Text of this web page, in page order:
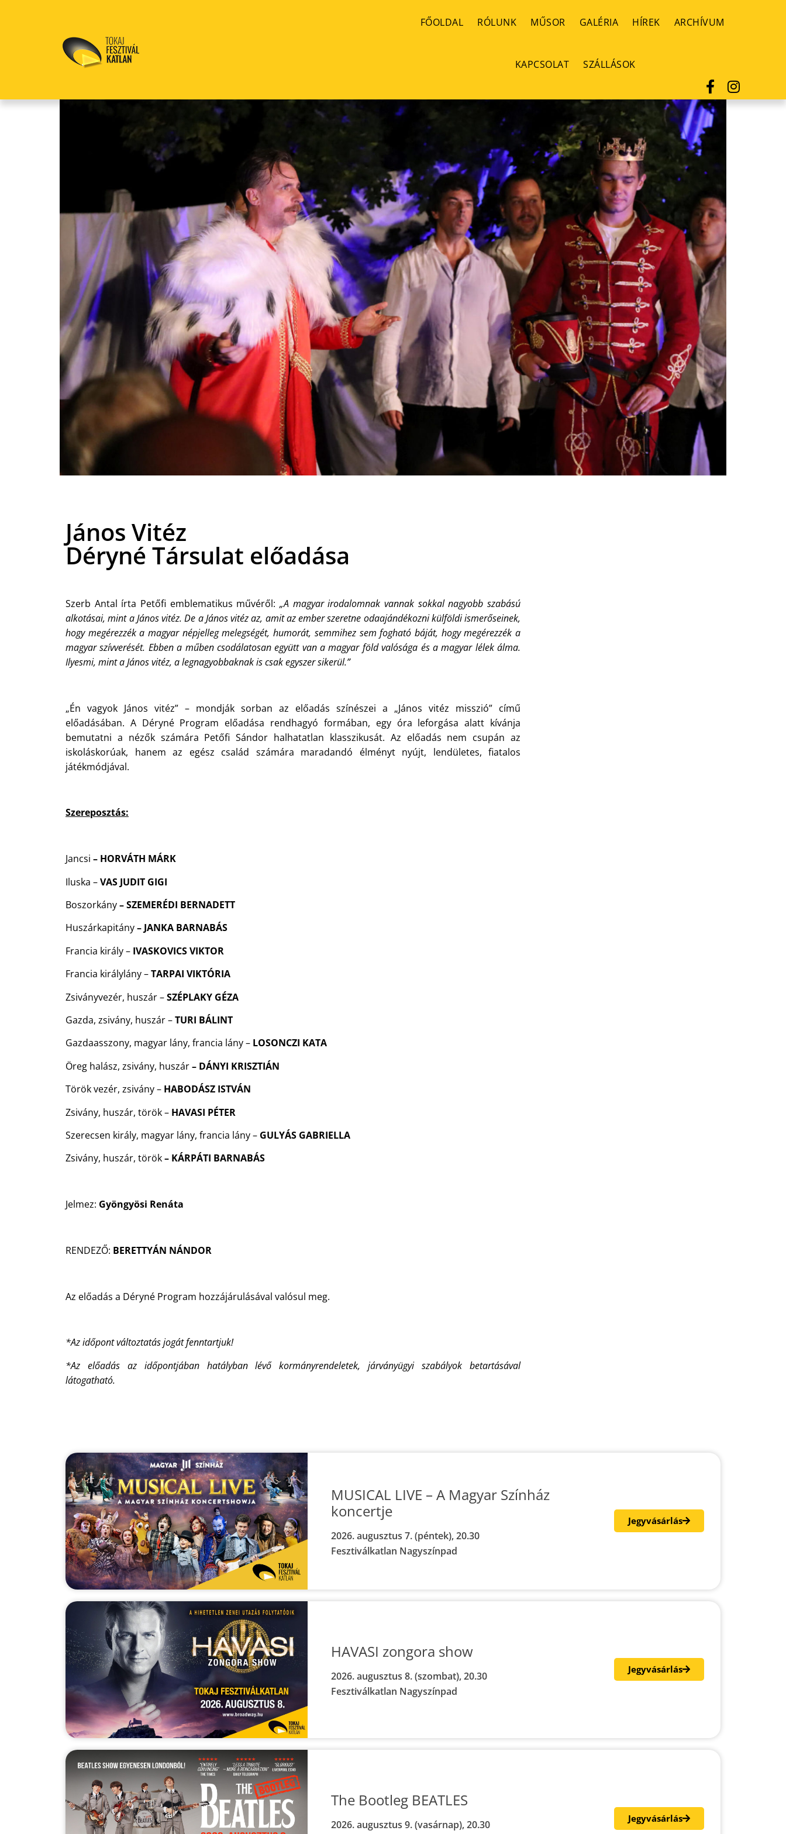
FŐOLDAL RÓLUNK MŰSOR GALÉRIA HÍREK ARCHÍVUM
KAPCSOLAT SZÁLLÁSOK
János Vitéz
Déryné Társulat előadása
Szerb Antal írta Petőfi emblematikus művéről: „A magyar irodalomnak vannak sokkal nagyobb szabású
alkotásai, mint a János vitéz. De a János vitéz az, amit az ember szeretne odaajándékozni külföldi ismerőseinek,
hogy megérezzék a magyar népjelleg melegségét, humorát, semmihez sem fogható báját, hogy megérezzék a
magyar szívverését. Ebben a műben csodálatosan együtt van a magyar föld valósága és a magyar lélek álma.
Ilyesmi, mint a János vitéz, a legnagyobbaknak is csak egyszer sikerül.”
„Én vagyok János vitéz” – mondják sorban az előadás színészei a „János vitéz misszió” című
előadásában. A Déryné Program előadása rendhagyó formában, egy óra leforgása alatt kívánja
bemutatni a nézők számára Petőfi Sándor halhatatlan klasszikusát. Az előadás nem csupán az
iskoláskorúak, hanem az egész család számára maradandó élményt nyújt, lendületes, fiatalos
játékmódjával.
Szereposztás:
Jancsi – HORVÁTH MÁRK
Iluska –VAS JUDIT GIGI
Boszorkány– SZEMERÉDI BERNADETT
Huszárkapitány– JANKA BARNABÁS
Francia király – IVASKOVICS VIKTOR
Francia királylány –TARPAI VIKTÓRIA
Zsiványvezér, huszár –SZÉPLAKY GÉZA
Gazda, zsivány, huszár –TURI BÁLINT
Gazdaasszony, magyar lány, francia lány – LOSONCZI KATA
Öreg halász, zsivány, huszár– DÁNYI KRISZTIÁN
Török vezér, zsivány – HABODÁSZ ISTVÁN
Zsivány, huszár, török – HAVASI PÉTER
Szerecsen király, magyar lány, francia lány – GULYÁS GABRIELLA
Zsivány, huszár, török– KÁRPÁTI BARNABÁS
Jelmez: Gyöngyösi Renáta
RENDEZŐ: BERETTYÁN NÁNDOR
Az előadás a Déryné Program hozzájárulásával valósul meg.
*Az időpont változtatás jogát fenntartjuk!
*Az előadás az időpontjában hatályban lévő kormányrendeletek, járványügyi szabályok betartásával
látogatható.
MUSICAL LIVE – A Magyar Színház
koncertje
2026. augusztus 7. (péntek), 20.30
Fesztiválkatlan Nagyszínpad
Jegyvásárlás
HAVASI zongora show
2026. augusztus 8. (szombat), 20.30
Fesztiválkatlan Nagyszínpad
Jegyvásárlás
The Bootleg BEATLES
2026. augusztus 9. (vasárnap), 20.30
Jegyvásárlás